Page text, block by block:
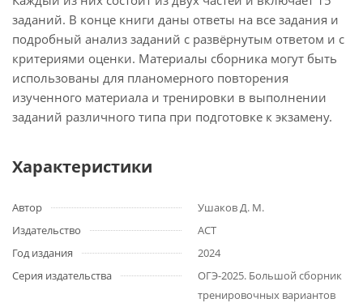
заданий. В конце книги даны ответы на все задания и
подробный анализ заданий с развёрнутым ответом и с
критериями оценки. Материалы сборника могут быть
использованы для планомерного повторения
изученного материала и тренировки в выполнении
заданий различного типа при подготовке к экзамену.
Характеристики
Автор
Ушаков Д. М.
Издательство
АСТ
Год издания
2024
Серия издательства
ОГЭ-2025. Большой сборник
тренировочных вариантов